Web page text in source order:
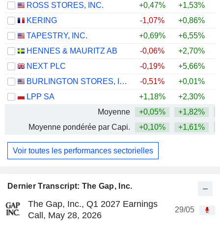
Dernier Transcript: The Gap, Inc.
The Gap, Inc., Q1 2027 Earnings
Call, May 28, 2026
29/05
ROSS STORES, INC.
+0,47% +1,53%
KERING
-1,07% +0,86%
TAPESTRY, INC.
+0,69% +6,55%
HENNES & MAURITZ AB
-0,06% +2,70%
NEXT PLC
-0,19% +5,66%
BURLINGTON STORES, INC.
-0,51% +0,01%
LPP SA
+1,18% +2,30%
Moyenne
+0,05% +1,82%
Moyenne pondérée par Capi.
+0,10% +1,61%
Voir toutes les performances sectorielles